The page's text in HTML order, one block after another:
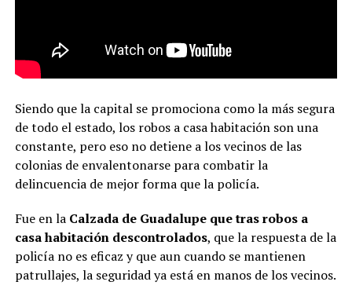
Siendo que la capital se promociona como la más segura
de todo el estado, los robos a casa habitación son una
constante, pero eso no detiene a los vecinos de las
colonias de envalentonarse para combatir la
delincuencia de mejor forma que la policía.
Fue en la Calzada de Guadalupe que tras robos a
casa habitación descontrolados, que la respuesta de la
policía no es eficaz y que aun cuando se mantienen
patrullajes, la seguridad ya está en manos de los vecinos.